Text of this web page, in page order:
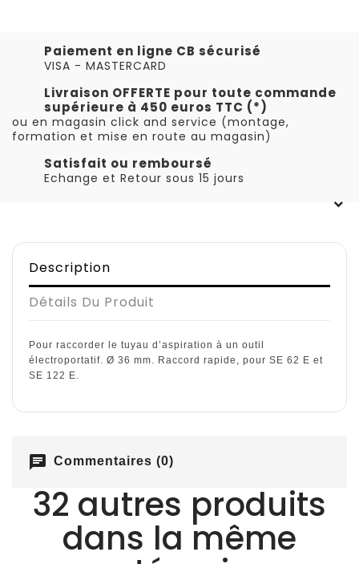
Paiement en ligne CB sécurisé
VISA - MASTERCARD
Livraison OFFERTE pour toute commande
supérieure à 450 euros TTC (*)
ou en magasin click and service (montage,
formation et mise en route au magasin)
Satisfait ou remboursé
Echange et Retour sous 15 jours
Description
Détails Du Produit
Pour raccorder le tuyau d’aspiration à un outil
électroportatif. Ø 36 mm. Raccord rapide, pour SE 62 E et
SE 122 E.
chat Commentaires (0)
32 autres produits
dans la même